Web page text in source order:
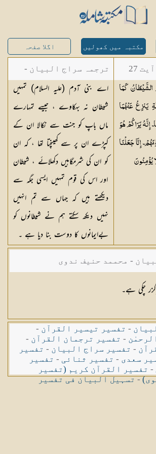
مکتبہ میں کھولیں اگلا صفحہ
27
الشَّيْطَانُ كَمَا
يَنزِعُ عَنْهُمَا
إِنَّهُ يَرَاكُمْ هُوَ
إِنَّا جَعَلْنَا
يُؤْمِنُونَ
ترجمہ سراج البیان -
مستفاد از ترجمتین
شاہ عبدالقادر دھلوی/
شاہ رفیع الدین دھلوی
اے بنی آدم (علیہ السلام) تمہیں
شیطان نہ بہکاوے ، جیسے تمہارے
ماں باپ کو جنت سے نکالا ان کے
کپڑے ان پر سے کھینچتا تھا ، کہ ان
کو ان کی شرمگاہیں دکھلائے ، شیطان
اور اس کی قوم تمہیں ایسی جگہ سے
دیکھتے ہیں کہ جہاں سے تم انہیں
نہیں دیکھ سکتے ہم نے شیطانوں کو
بےایمانوں کا دوست بنا دیا ہے ۔
- محممد حنیف ندوی
چکی ہے۔
- تفسیر تیسیر القرآن -
- تفسیر ترجمان القرآن -
- تفسیر سراج البیان - تفسیر
سعدی - تفسیر ثنائی - تفسیر
- تفسیر القرآن کریم (تفسیر
-تسہیل البیان فی تفسیر